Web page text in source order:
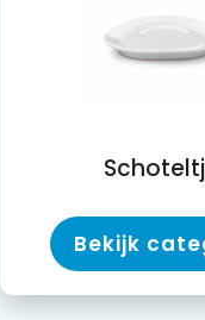
Bekijk